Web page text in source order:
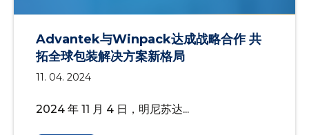
Advantek与Winpack达成战略合作 共
拓全球包装解决方案新格局
11. 04. 2024
2024 年 11 月 4 日，明尼苏达...